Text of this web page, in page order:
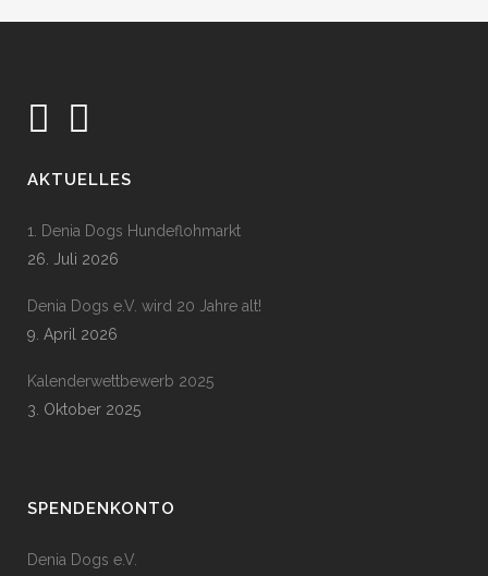
AKTUELLES
1. Denia Dogs Hundeflohmarkt
26. Juli 2026
Denia Dogs e.V. wird 20 Jahre alt!
9. April 2026
Kalenderwettbewerb 2025
3. Oktober 2025
SPENDENKONTO
Denia Dogs e.V.